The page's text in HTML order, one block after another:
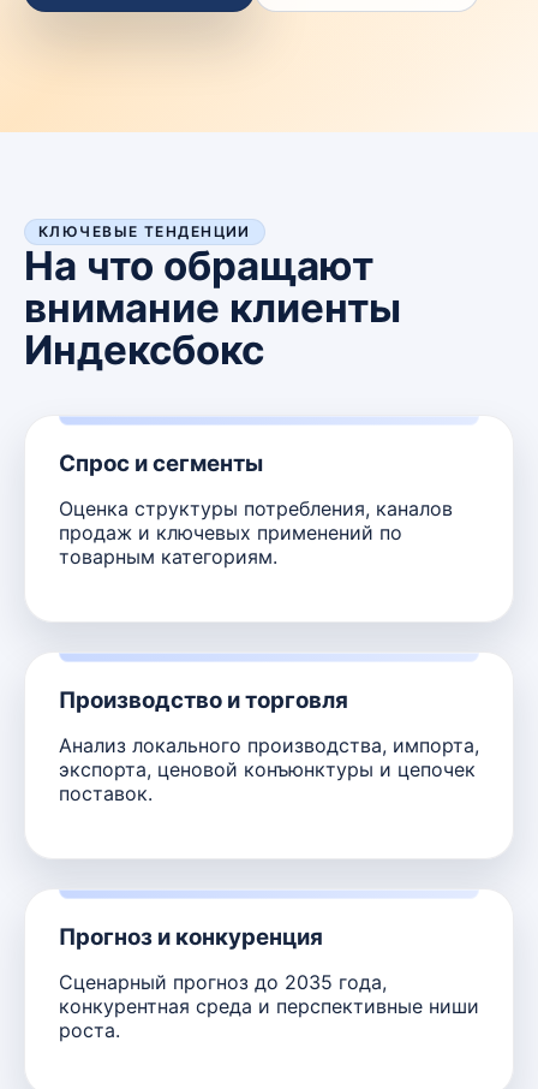
КЛЮЧЕВЫЕ ТЕНДЕНЦИИ
На что обращают
внимание клиенты
Индексбокс
Спрос и сегменты
Оценка структуры потребления, каналов
продаж и ключевых применений по
товарным категориям.
Производство и торговля
Анализ локального производства, импорта,
экспорта, ценовой конъюнктуры и цепочек
поставок.
Прогноз и конкуренция
Сценарный прогноз до 2035 года,
конкурентная среда и перспективные ниши
роста.